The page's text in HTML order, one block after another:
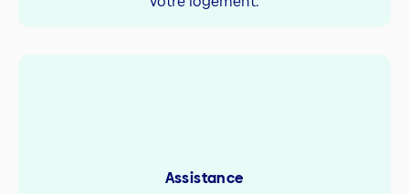
Assistance